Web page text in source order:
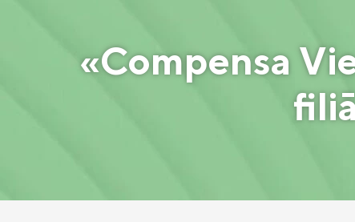
«Compensa